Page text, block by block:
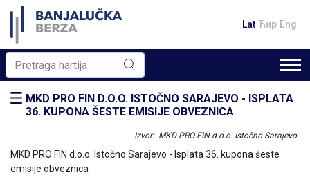
Lat Ћир Eng
MKD PRO FIN D.O.O. ISTOČNO SARAJEVO - ISPLATA
36. KUPONA ŠESTE EMISIJE OBVEZNICA
Izvor: MKD PRO FIN d.o.o. Istočno Sarajevo
MKD PRO FIN d.o.o. Istočno Sarajevo - Isplata 36. kupona šeste
emisije obveznica